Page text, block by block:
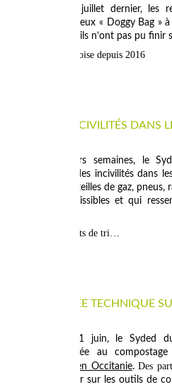
juillet dernier, les
proposer le fameux « Doggy Bag »
emporter ce qu’ils n’ont pas pu finir
Une initiative lotoise depuis 2016
STOP AUX INCIVILITÉS DANS
Depuis plusieurs semaines, le
augmentation des incivilités dans
d’animaux, bouteilles de gaz,
qui sont inadmissibles et qui
Protéger les agents de tri…
UNE JOURNÉE TECHNIQUE
Ce vendredi 11 juin, le Syded
technique dédiée au
Compost Citoyen Occitanie.Des
ont pu échanger sur les outils de